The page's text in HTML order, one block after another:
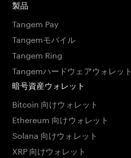
製品
Tangem Pay
Tangemモバイル
Tangem Ring
Tangemハードウェアウォレット
暗号資産ウォレット
Bitcoin 向けウォレット
Ethereum 向けウォレット
Solana 向けウォレット
XRP 向けウォレット